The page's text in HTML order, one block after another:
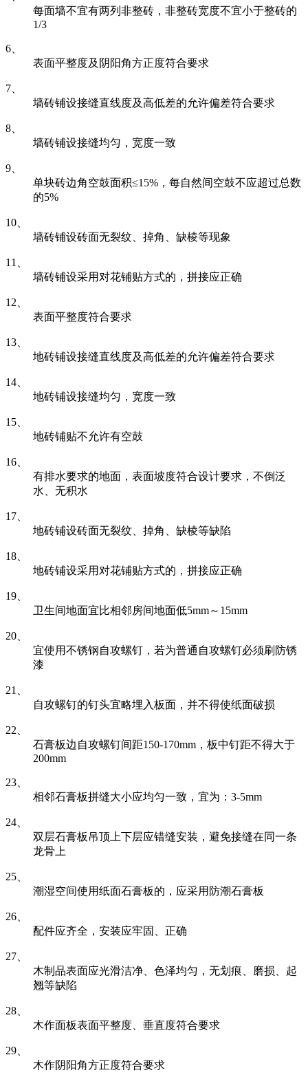
每面墙不宜有两列非整砖，非整砖宽度不宜小于整砖的
1/3
6、
表面平整度及阴阳角方正度符合要求
7、
墙砖铺设接缝直线度及高低差的允许偏差符合要求
8、
墙砖铺设接缝均匀，宽度一致
9、
单块砖边角空鼓面积≤15%，每自然间空鼓不应超过总数
的5%
10、
墙砖铺设砖面无裂纹、掉角、缺棱等现象
11、
墙砖铺设采用对花铺贴方式的，拼接应正确
12、
表面平整度符合要求
13、
地砖铺设接缝直线度及高低差的允许偏差符合要求
14、
地砖铺设接缝均匀，宽度一致
15、
地砖铺贴不允许有空鼓
16、
有排水要求的地面，表面坡度符合设计要求，不倒泛
水、无积水
17、
地砖铺设砖面无裂纹、掉角、缺棱等缺陷
18、
地砖铺设采用对花铺贴方式的，拼接应正确
19、
卫生间地面宜比相邻房间地面低5mm～15mm
20、
宜使用不锈钢自攻螺钉，若为普通自攻螺钉必须刷防锈
漆
21、
自攻螺钉的钉头宜略埋入板面，并不得使纸面破损
22、
石膏板边自攻螺钉间距150-170mm，板中钉距不得大于
200mm
23、
相邻石膏板拼缝大小应均匀一致，宜为：3-5mm
24、
双层石膏板吊顶上下层应错缝安装，避免接缝在同一条
龙骨上
25、
潮湿空间使用纸面石膏板的，应采用防潮石膏板
26、
配件应齐全，安装应牢固、正确
27、
木制品表面应光滑洁净、色泽均匀，无划痕、磨损、起
翘等缺陷
28、
木作面板表面平整度、垂直度符合要求
29、
木作阴阳角方正度符合要求